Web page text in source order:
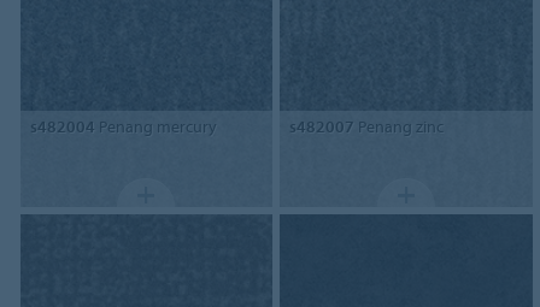
s482004 Penang mercury s482007 Penang zinc